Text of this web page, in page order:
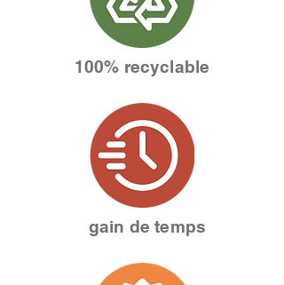
100% recyclable
gain de temps